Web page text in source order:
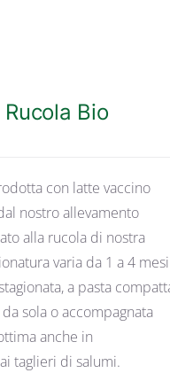
Bio
con latte vaccino
nostro allevamento
alla rucola di nostra
varia da 1 a 4
a pasta
sola o accompagnata
anche in
taglieri di salumi.